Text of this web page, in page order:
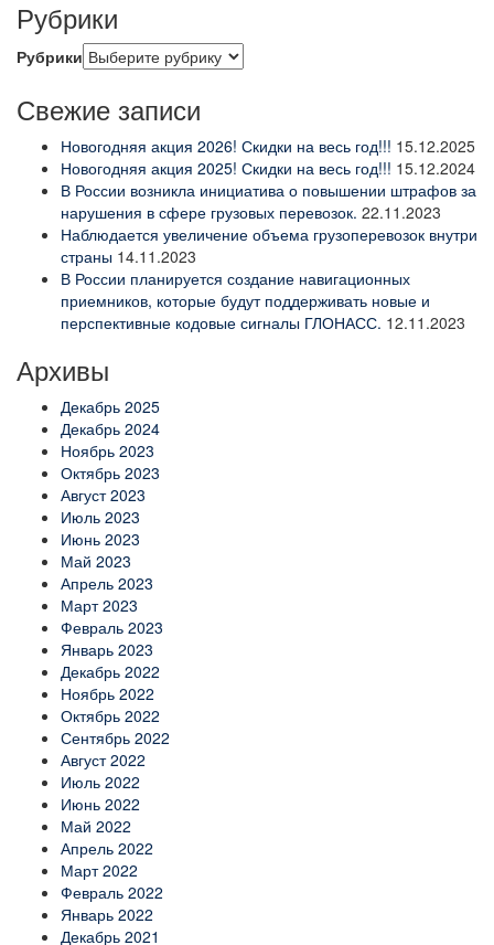
Рубрики
Рубрики
Свежие записи
Новогодняя акция 2026! Скидки на весь год!!! 15.12.2025
Новогодняя акция 2025! Скидки на весь год!!! 15.12.2024
В России возникла инициатива о повышении штрафов за
нарушения в сфере грузовых перевозок. 22.11.2023
Наблюдается увеличение объема грузоперевозок внутри
страны 14.11.2023
В России планируется создание навигационных
приемников, которые будут поддерживать новые и
перспективные кодовые сигналы ГЛОНАСС. 12.11.2023
Архивы
Декабрь 2025
Декабрь 2024
Ноябрь 2023
Октябрь 2023
Август 2023
Июль 2023
Июнь 2023
Май 2023
Апрель 2023
Март 2023
Февраль 2023
Январь 2023
Декабрь 2022
Ноябрь 2022
Октябрь 2022
Сентябрь 2022
Август 2022
Июль 2022
Июнь 2022
Май 2022
Апрель 2022
Март 2022
Февраль 2022
Январь 2022
Декабрь 2021